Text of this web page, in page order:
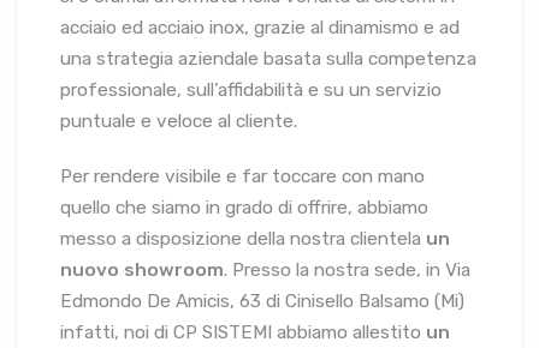
acciaio ed acciaio inox, grazie al dinamismo e ad
una strategia aziendale basata sulla competenza
professionale, sull’affidabilità e su un servizio
puntuale e veloce al cliente.
Per rendere visibile e far toccare con mano
quello che siamo in grado di offrire, abbiamo
messo a disposizione della nostra clientela un
nuovo showroom. Presso la nostra sede, in Via
Edmondo De Amicis, 63 di Cinisello Balsamo (Mi)
infatti, noi di CP SISTEMI abbiamo allestito un